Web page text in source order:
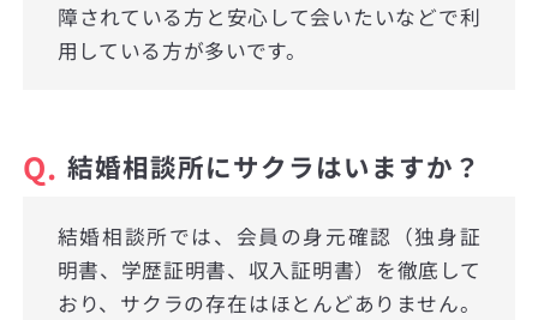
障されている方と安心して会いたいなどで利
用している方が多いです。
Q. 結婚相談所にサクラはいますか？
結婚相談所では、会員の身元確認（独身証
明書、学歴証明書、収入証明書）を徹底して
おり、サクラの存在はほとんどありません。